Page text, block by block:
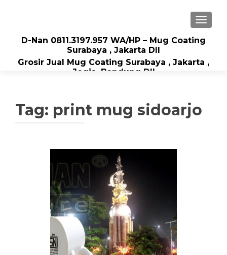
D-Nan 0811.3197.957 WA/HP – Mug Coating
Surabaya , Jakarta Dll
Grosir Jual Mug Coating Surabaya , Jakarta ,
Jogja, Bandung Dll
Tag: print mug sidoarjo